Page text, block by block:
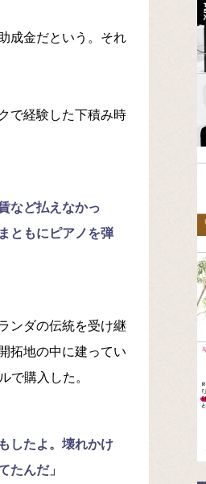
成金だという。それ
で経験した下積み時
など払えなかっ
ともにピアノを弾
ンダの伝統を受け継
拓地の中に建ってい
で購入した。
したよ。壊れかけ
たんだ」